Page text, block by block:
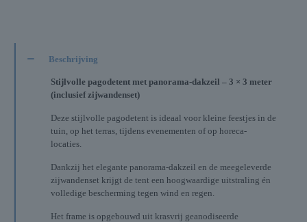
Beschrijving
Stijlvolle pagodetent met panorama-dakzeil – 3 × 3 meter
(inclusief zijwandenset)
Deze stijlvolle pagodetent is ideaal voor kleine feestjes in de
tuin, op het terras, tijdens evenementen of op horeca-
locaties.
Dankzij het elegante panorama-dakzeil en de meegeleverde
zijwandenset krijgt de tent een hoogwaardige uitstraling én
volledige bescherming tegen wind en regen.
Het frame is opgebouwd uit krasvrij geanodiseerde